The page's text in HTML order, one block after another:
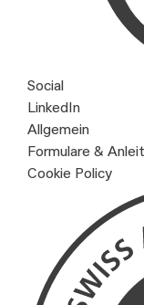
Social
LinkedIn
Allgemein
Formulare &
Cookie Policy